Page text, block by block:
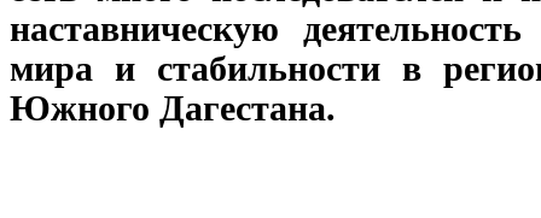
наставническую
мира и стабильности в
Южного Дагестана.